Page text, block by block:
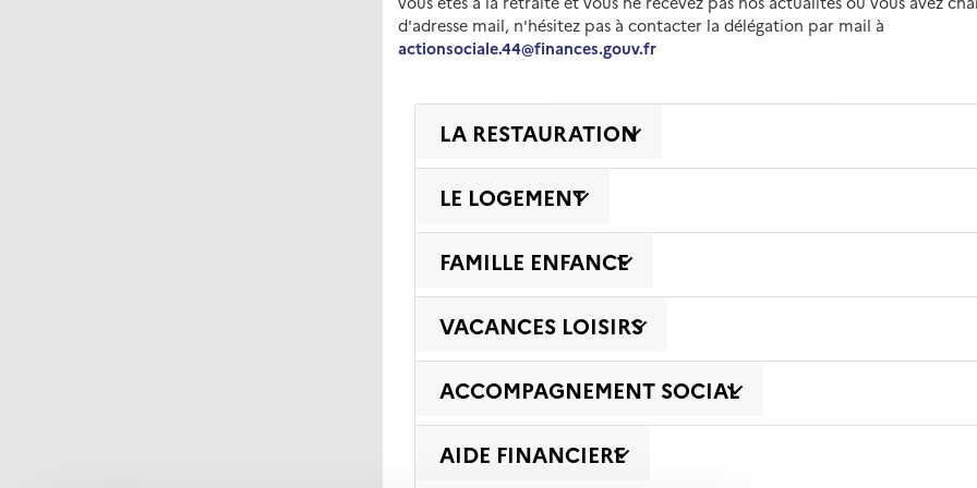
d'adresse mail, n'hésitez pas à contacter la délégation par mail à
actionsociale.44@finances.gouv.fr
LA RESTAURATION
LE LOGEMENT
FAMILLE ENFANCE
VACANCES LOISIRS
ACCOMPAGNEMENT SOCIAL
AIDE FINANCIERE